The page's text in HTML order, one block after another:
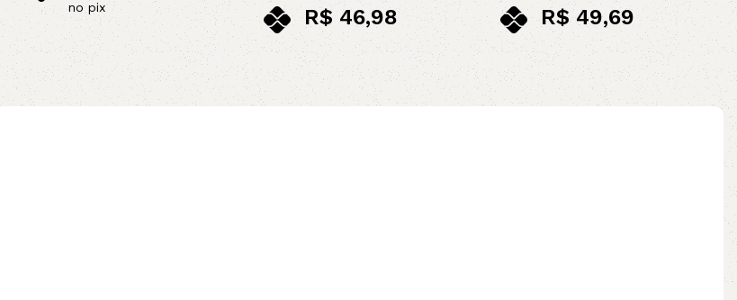
no pix
Adicionar ao carrinho R$ 46,98
no pix
Leia mais
R$49,69
no pix
Leia mais